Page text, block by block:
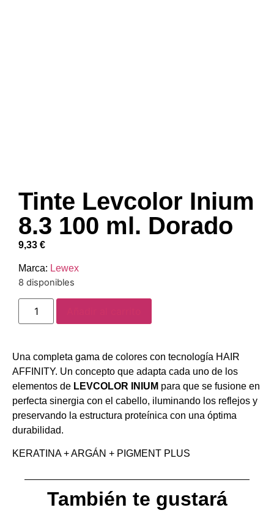
Tinte Levcolor Inium
8.3 100 ml. Dorado
9,33 €
Marca: Lewex
8 disponibles
Una completa gama de colores con tecnología HAIR
AFFINITY. Un concepto que adapta cada uno de los
elementos de LEVCOLOR INIUM para que se fusione en
perfecta sinergia con el cabello, iluminando los reflejos y
preservando la estructura proteínica con una óptima
durabilidad.
KERATINA + ARGÁN + PIGMENT PLUS
También te gustará